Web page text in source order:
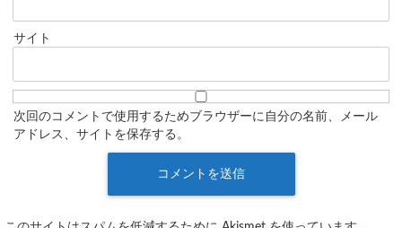
サイト
次回のコメントで使用するためブラウザーに自分の名前、メール
アドレス、サイトを保存する。